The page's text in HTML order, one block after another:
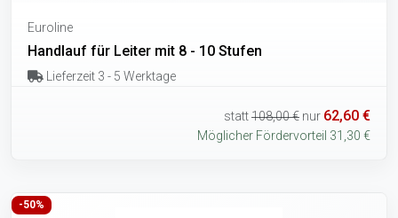
Euroline
Handlauf für Leiter mit 8 - 10 Stufen
Lieferzeit 3 - 5 Werktage
statt108,00 € nur 62,60 €
Möglicher Fördervorteil 31,30 €
-50%